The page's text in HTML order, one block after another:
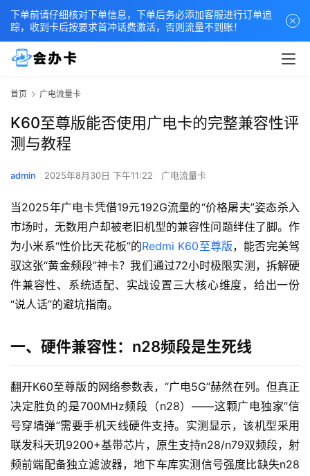
首页 广电流量卡
K60至尊版能否使用广电卡的完整兼容性评
测与教程
admin 2025年8月30日 下午11:22 广电流量卡
当2025年广电卡凭借19元192G流量的“价格屠夫”姿态杀入
市场时，无数用户却被老旧机型的兼容性问题绊住了脚。作
为小米系“性价比天花板”的Redmi K60至尊版，能否完美驾
驭这张“黄金频段”神卡？我们通过72小时极限实测，拆解硬
件兼容性、系统适配、实战设置三大核心维度，给出一份
“说人话”的避坑指南。
一、硬件兼容性：n28频段是生死线
翻开K60至尊版的网络参数表，“广电5G”赫然在列。但真正
决定胜负的是700MHz频段（n28）——这颗广电独家“信
号穿墙弹”需要手机天线硬件支持。实测显示，该机型采用
联发科天玑9200+基带芯片，原生支持n28/n79双频段，射
频前端配备独立滤波器，地下车库实测信号强度比缺失n28
下单前请仔细核对下单信息，下单后务必添加客服进行订单追
踪，收到卡后按要求首冲话费激活，否则流量不到账！